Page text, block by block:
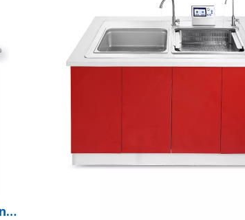
El papel de los limpiadores ultrasónicos en las clínicas dentales: mejorar la higiene y la eficiencia